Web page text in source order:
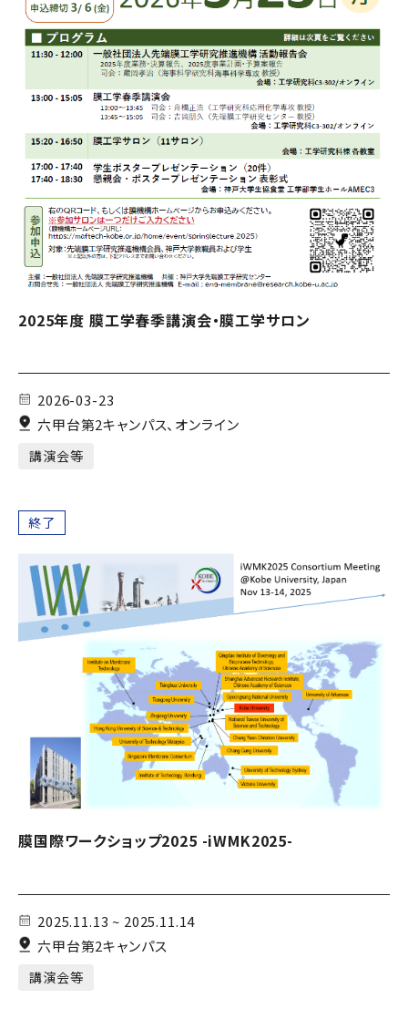
2025年度 膜工学春季講演会・膜工学サロン
2026-03-23
六甲台第2キャンパス、オンライン
講演会等
終了
膜国際ワークショップ2025 -iWMK2025-
2025.11.13 ~ 2025.11.14
六甲台第2キャンパス
講演会等